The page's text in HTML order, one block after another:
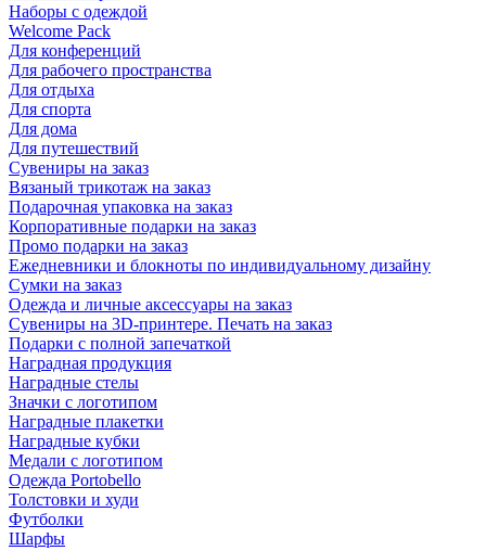
Наборы с одеждой
Welcome Pack
Для конференций
Для рабочего пространства
Для отдыха
Для спорта
Для дома
Для путешествий
Сувениры на заказ
Вязаный трикотаж на заказ
Подарочная упаковка на заказ
Корпоративные подарки на заказ
Промо подарки на заказ
Ежедневники и блокноты по индивидуальному дизайну
Сумки на заказ
Одежда и личные аксессуары на заказ
Сувениры на 3D-принтере. Печать на заказ
Подарки с полной запечаткой
Наградная продукция
Наградные стелы
Значки с логотипом
Наградные плакетки
Наградные кубки
Медали с логотипом
Одежда Portobello
Толстовки и худи
Футболки
Шарфы